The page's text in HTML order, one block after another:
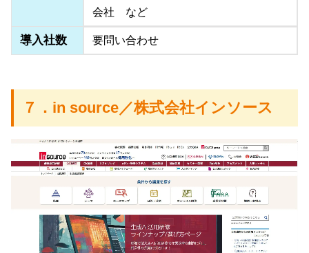
会社 など
導入社数 要問い合わせ
７．in source／株式会社インソース